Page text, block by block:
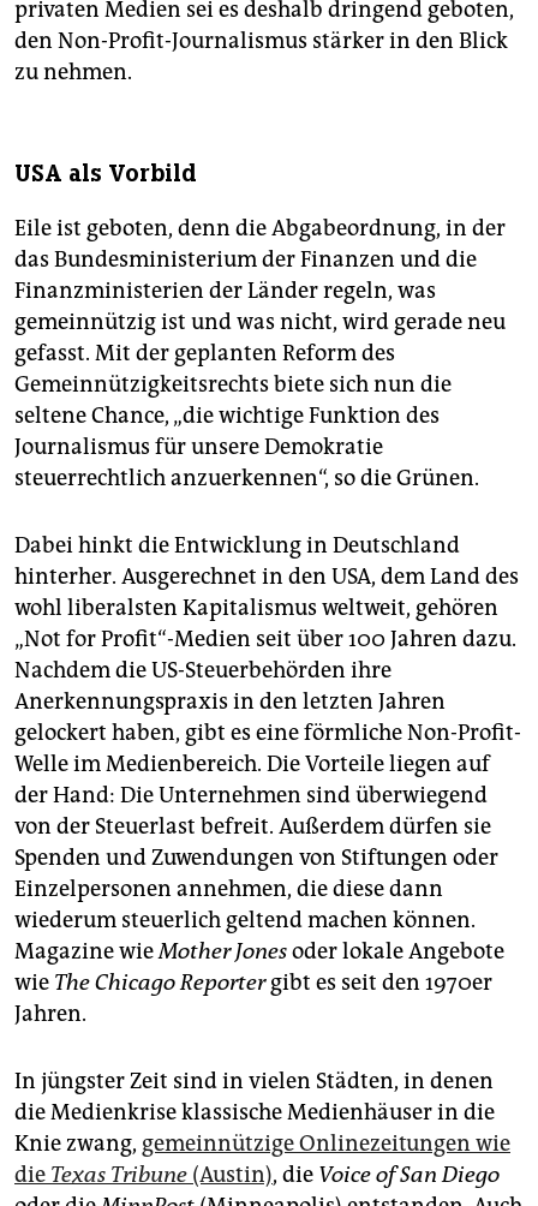
privaten Medien sei es deshalb dringend geboten,
den Non-Profit-Journalismus stärker in den Blick
zu nehmen.
USA als Vorbild
Eile ist geboten, denn die Abgabeordnung, in der
das Bundesministerium der Finanzen und die
Finanzministerien der Länder regeln, was
gemeinnützig ist und was nicht, wird gerade neu
gefasst. Mit der geplanten Reform des
Gemeinnützigkeitsrechts biete sich nun die
seltene Chance, „die wichtige Funktion des
Journalismus für unsere Demokratie
steuerrechtlich anzuerkennen“, so die Grünen.
Dabei hinkt die Entwicklung in Deutschland
hinterher. Ausgerechnet in den USA, dem Land des
wohl liberalsten Kapitalismus weltweit, gehören
„Not for Profit“-Medien seit über 100 Jahren dazu.
Nachdem die US-Steuerbehörden ihre
Anerkennungspraxis in den letzten Jahren
gelockert haben, gibt es eine förmliche Non-Profit-
Welle im Medienbereich. Die Vorteile liegen auf
der Hand: Die Unternehmen sind überwiegend
von der Steuerlast befreit. Außerdem dürfen sie
Spenden und Zuwendungen von Stiftungen oder
Einzelpersonen annehmen, die diese dann
wiederum steuerlich geltend machen können.
Magazine wieMother Jonesoder lokale Angebote
wie The Chicago Reportergibt es seit den 1970er
Jahren.
In jüngster Zeit sind in vielen Städten, in denen
die Medienkrise klassische Medienhäuser in die
Knie zwang, gemeinnützige Onlinezeitungen wie
die Texas Tribune (Austin), die Voice of San Diego